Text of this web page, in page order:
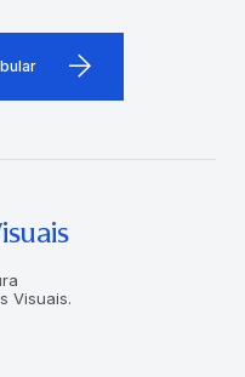
Visuais.